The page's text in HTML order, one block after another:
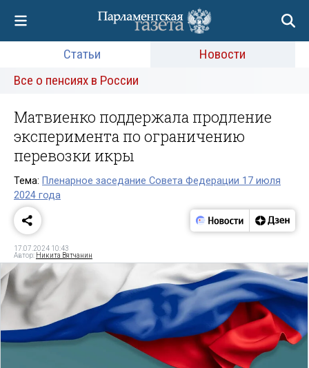
Статьи
Новости
Все о пенсиях в России
Матвиенко поддержала продление
эксперимента по ограничению
перевозки икры
Тема: Пленарное заседание Совета Федерации 17 июля
2024 года
17.07.2024 10:43
Автор: Никита Вятчанин